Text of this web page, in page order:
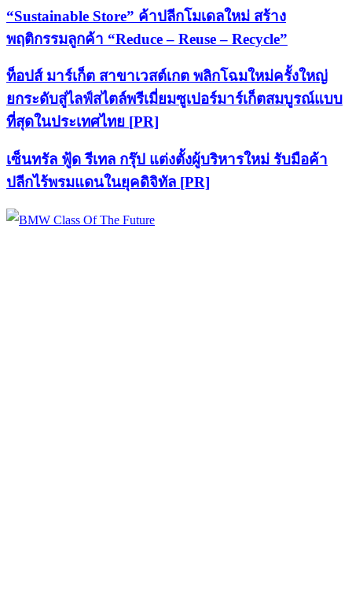
“Sustainable Store” ค้าปลีกโมเดลใหม่ สร้าง
พฤติกรรมลูกค้า “Reduce – Reuse – Recycle”
ท็อปส์ มาร์เก็ต สาขาเวสต์เกต พลิกโฉมใหม่ครั้งใหญ่
ยกระดับสู่ไลฟ์สไตล์พรีเมี่ยมซูเปอร์มาร์เก็ตสมบูรณ์แบบ
ที่สุดในประเทศไทย [PR]
เซ็นทรัล ฟู้ด รีเทล กรุ๊ป แต่งตั้งผู้บริหารใหม่ รับมือค้า
ปลีกไร้พรมแดนในยุคดิจิทัล [PR]